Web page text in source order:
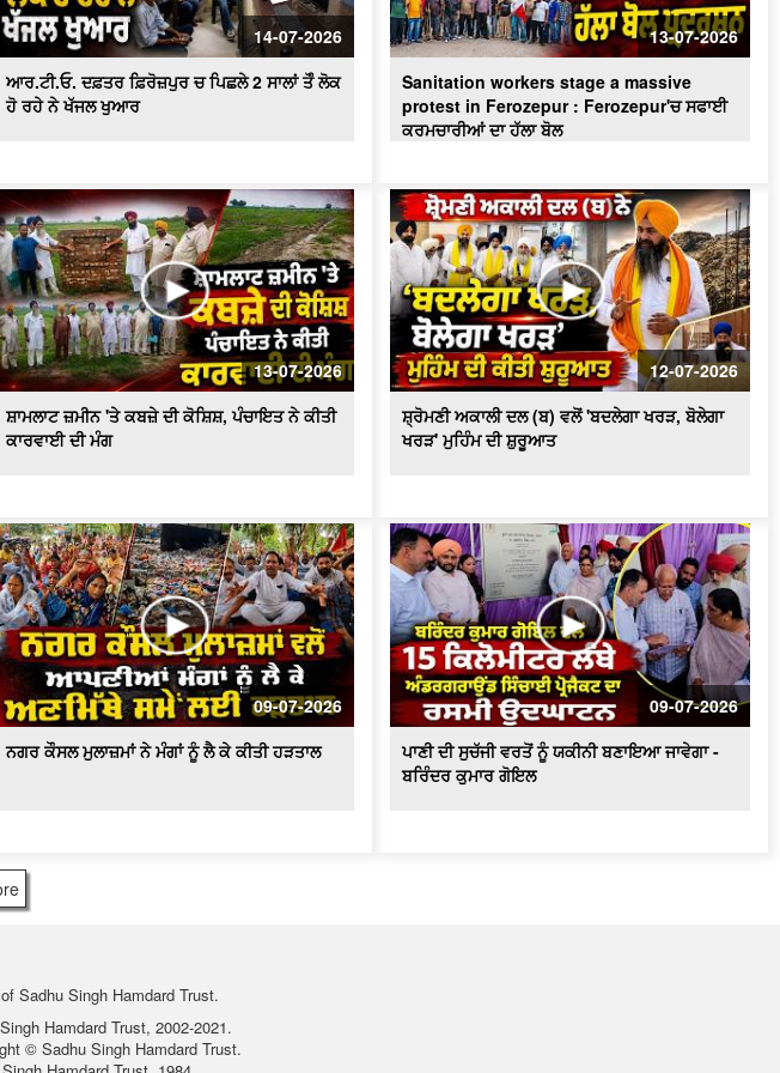
ਪਾਣੀ ਦੀ ਸੁਚੱਜੀ ਵਰਤੋਂ ਨੂੰ ਯਕੀਨੀ ਬਣਾਇਆ
ਜਾਵੇਗਾ - ਬਰਿੰਦਰ ਕੁਮਾਰ ਗੋਇਲ
14-07-2026
ਆਰ.ਟੀ.ਓ. ਦਫ਼ਤਰ ਫ਼ਿਰੋਜ਼ਪੁਰ ਚ ਪਿਛਲੇ 2 ਸਾਲਾਂ ਤੋੰ ਲੋਕ
ਹੋ ਰਹੇ ਨੇ ਖੱਜਲ ਖੁਆਰ
13-07-2026
Sanitation workers stage a massive
protest in Ferozepur : Ferozepur'ਚ ਸਫਾਈ
ਕਰਮਚਾਰੀਆਂ ਦਾ ਹੱਲਾ ਬੋਲ
13-07-2026
ਸ਼ਾਮਲਾਟ ਜ਼ਮੀਨ 'ਤੇ ਕਬਜ਼ੇ ਦੀ ਕੋਸ਼ਿਸ਼, ਪੰਚਾਇਤ ਨੇ ਕੀਤੀ
ਕਾਰਵਾਈ ਦੀ ਮੰਗ
12-07-2026
ਸ਼੍ਰੋਮਣੀ ਅਕਾਲੀ ਦਲ (ਬ) ਵਲੋਂ 'ਬਦਲੇਗਾ ਖਰੜ, ਬੋਲੇਗਾ
ਖਰੜ' ਮੁਹਿੰਮ ਦੀ ਸ਼ੁਰੂਆਤ
09-07-2026
ਨਗਰ ਕੌਸਲ ਮੁਲਾਜ਼ਮਾਂ ਨੇ ਮੰਗਾਂ ਨੂੰ ਲੈ ਕੇ ਕੀਤੀ ਹੜਤਾਲ
09-07-2026
ਪਾਣੀ ਦੀ ਸੁਚੱਜੀ ਵਰਤੋਂ ਨੂੰ ਯਕੀਨੀ ਬਣਾਇਆ ਜਾਵੇਗਾ -
ਬਰਿੰਦਰ ਕੁਮਾਰ ਗੋਇਲ
Sadhu Singh Hamdard Trust.
Hamdard Trust, 2002-2021.
© Sadhu Singh Hamdard Trust.